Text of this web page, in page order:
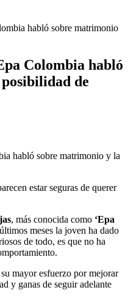
habló sobre matrimonio
Colombia habló
de
estar seguras de querer
, más conocida como ‘Epa
meses la joven ha dado
de todo, es que no ha
mayor esfuerzo por mejorar
y ganas de seguir adelante